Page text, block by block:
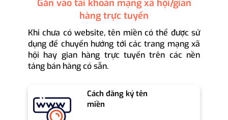
Gắn vào tài khoản mạng xã hội/gian
hàng trực tuyến
Khi chưa có website, tên miền có thể được sử
dụng để chuyển hướng tới các trang mạng xã
hội hay gian hàng trực tuyến trên các nền
tảng bán hàng có sẵn.
Cách đăng ký tên
miền